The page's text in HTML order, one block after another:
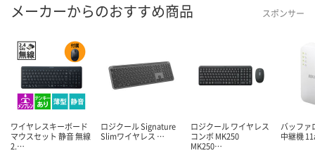
メーカーからのおすすめ商品 スポンサー
ワイヤレスキーボード
マウスセット 静音 無線
2.…
ロジクール Signature
Slimワイヤレス …
ロジクール ワイヤレス
コンボ MK250
MK250…
バッファ
中継機